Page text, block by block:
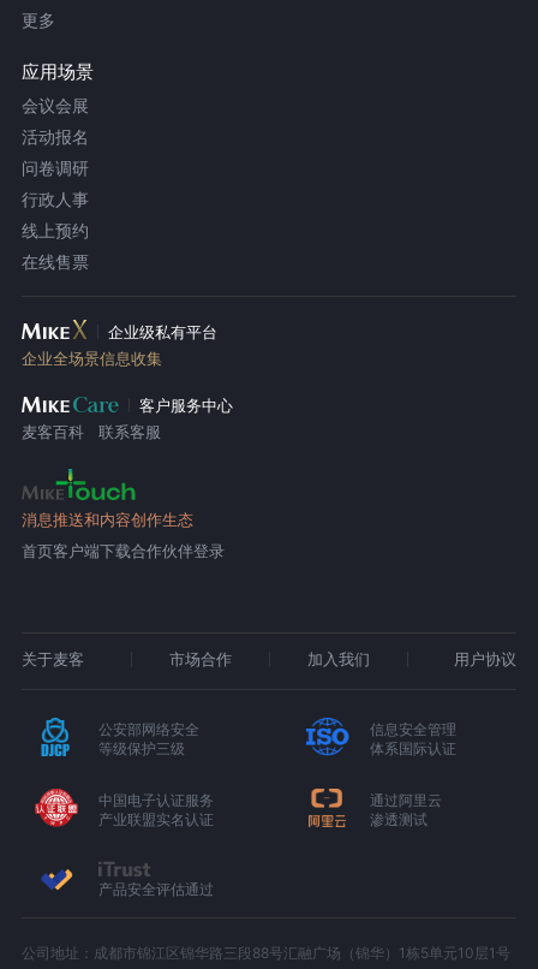
更多
应用场景
会议会展
活动报名
问卷调研
行政人事
线上预约
在线售票
企业级私有平台
企业全场景信息收集
客户服务中心
麦客百科
联系客服
消息推送和内容创作生态
首页客户端下载合作伙伴登录
关于麦客 市场合作 加入我们 用户协议
公安部网络安全
等级保护三级
信息安全管理
体系国际认证
中国电子认证服务
产业联盟实名认证
通过阿里云
渗透测试
产品安全评估通过
公司地址：成都市锦江区锦华路三段88号汇融广场（锦华）1栋5单元10层1号